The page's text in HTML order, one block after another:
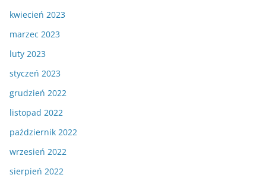
kwiecień 2023
marzec 2023
luty 2023
styczeń 2023
grudzień 2022
listopad 2022
październik 2022
wrzesień 2022
sierpień 2022